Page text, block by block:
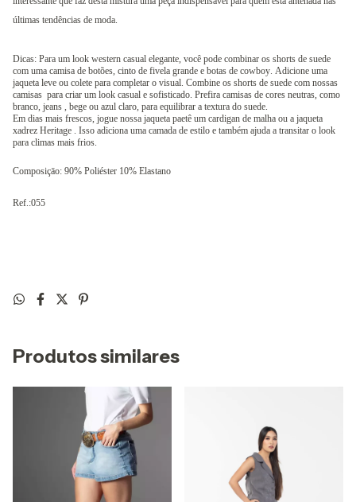
últimas tendências de moda.
Dicas: Para um look western casual elegante, você pode combinar os shorts de suede
com uma camisa de botões, cinto de fivela grande e botas de cowboy. Adicione uma
jaqueta leve ou colete para completar o visual. Combine os shorts de suede com nossas
camisas para criar um look casual e sofisticado. Prefira camisas de cores neutras, como
branco, jeans , bege ou azul claro, para equilibrar a textura do suede.
Em dias mais frescos, jogue nossa jaqueta paetê um cardigan de malha ou a jaqueta
xadrez Heritage . Isso adiciona uma camada de estilo e também ajuda a transitar o look
para climas mais frios.
Composiçāo: 90% Poliéster 10% Elastano
Ref.:055
Produtos similares